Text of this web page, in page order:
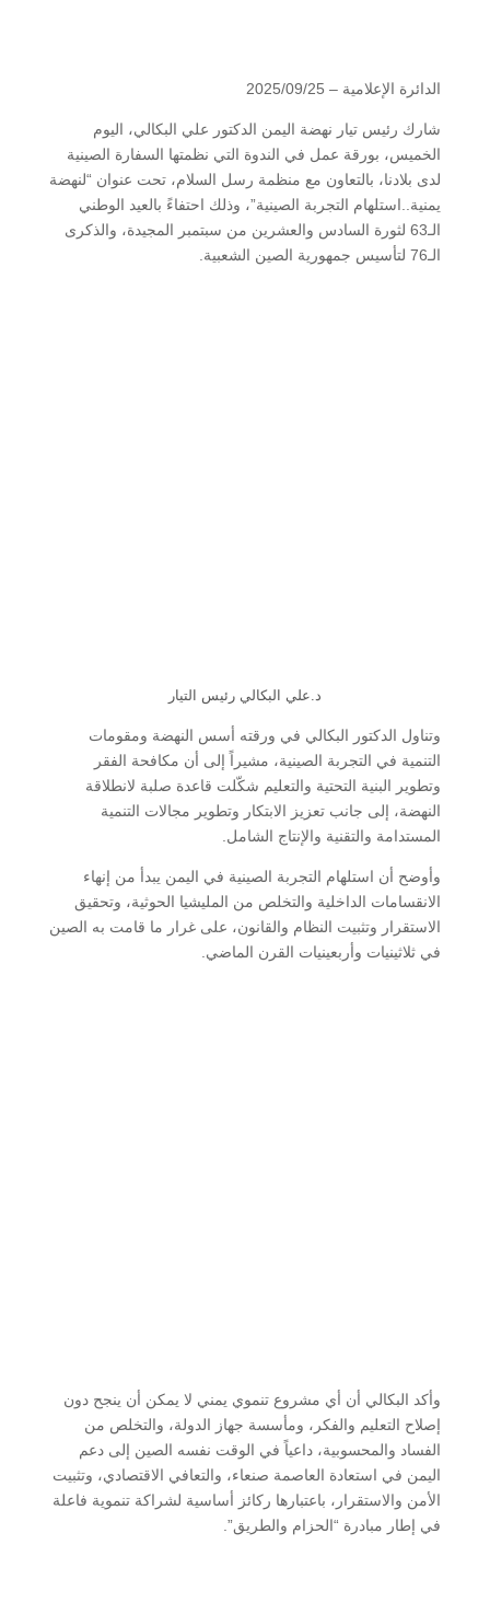
الدائرة الإعلامية – 2025‪/09/25
شارك رئيس تيار نهضة اليمن الدكتور علي البكالي، اليوم
الخميس، بورقة عمل في الندوة التي نظمتها السفارة الصينية
لدى بلادنا، بالتعاون مع منظمة رسل السلام، تحت عنوان “لنهضة
يمنية..استلهام التجربة الصينية”، وذلك احتفاءً بالعيد الوطني
الـ63 لثورة السادس والعشرين من سبتمبر المجيدة، والذكرى
الـ76 لتأسيس جمهورية الصين الشعبية.
د.علي البكالي رئيس التيار
وتناول الدكتور البكالي في ورقته أسس النهضة ومقومات
التنمية في التجربة الصينية، مشيراً إلى أن مكافحة الفقر
وتطوير البنية التحتية والتعليم شكّلت قاعدة صلبة لانطلاقة
النهضة، إلى جانب تعزيز الابتكار وتطوير مجالات التنمية
المستدامة والتقنية والإنتاج الشامل.
وأوضح أن استلهام التجربة الصينية في اليمن يبدأ من إنهاء
الانقسامات الداخلية والتخلص من المليشيا الحوثية، وتحقيق
الاستقرار وتثبيت النظام والقانون، على غرار ما قامت به الصين
في ثلاثينيات وأربعينيات القرن الماضي.
وأكد البكالي أن أي مشروع تنموي يمني لا يمكن أن ينجح دون
إصلاح التعليم والفكر، ومأسسة جهاز الدولة، والتخلص من
الفساد والمحسوبية، داعياً في الوقت نفسه الصين إلى دعم
اليمن في استعادة العاصمة صنعاء، والتعافي الاقتصادي، وتثبيت
الأمن والاستقرار، باعتبارها ركائز أساسية لشراكة تنموية فاعلة
في إطار مبادرة “الحزام والطريق”.